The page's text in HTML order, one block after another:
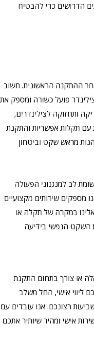
כדי להבטיח
הראשונית. חשוב
פועל כשורה ומספק את
לצילינדרים,
אפשריות והתקנת
שקט וביטחון
למנגנוני הפעולה
שירותים מקצועיים
במקרה של תקלה או
הנפשי בידיעה
צורך בתחום התקנת
אישי, החל משלב
רצונכם. אנו עובדים עם
ומהיר שיותיר אתכם